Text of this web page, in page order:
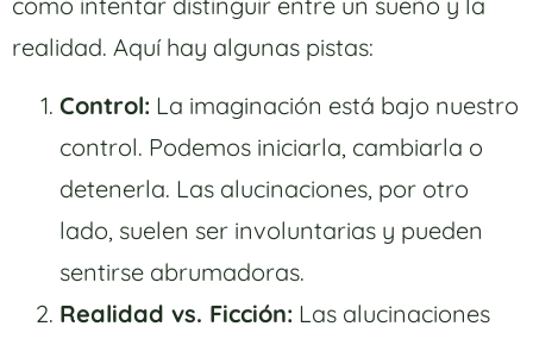
realidad. Aquí hay algunas pistas:
Control: La imaginación está bajo nuestro
control. Podemos iniciarla, cambiarla o
detenerla. Las alucinaciones, por otro
lado, suelen ser involuntarias y pueden
sentirse abrumadoras.
Realidad vs. Ficción: Las alucinaciones